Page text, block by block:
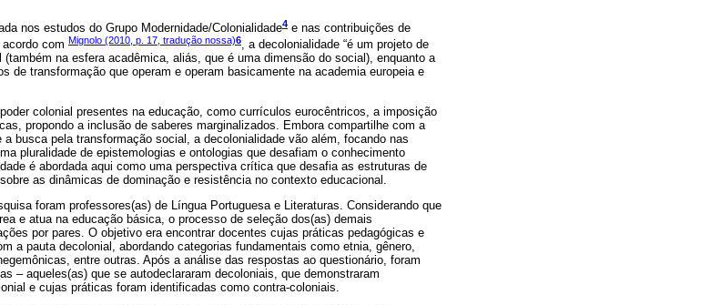
nos estudos do Grupo Modernidade/Colonialidade4 e nas contribuições de
acordo com Mignolo (2010, p. 17, tradução nossa)6, a decolonialidade “é um projeto de
na esfera acadêmica, aliás, que é uma dimensão do social), enquanto a
de transformação que operam e operam basicamente na academia europeia e
colonial presentes na educação, como currículos eurocêntricos, a imposição
propondo a inclusão de saberes marginalizados. Embora compartilhe com a
busca pela transformação social, a decolonialidade vão além, focando nas
pluralidade de epistemologias e ontologias que desafiam o conhecimento
é abordada aqui como uma perspectiva crítica que desafia as estruturas de
as dinâmicas de dominação e resistência no contexto educacional.
foram professores(as) de Língua Portuguesa e Literaturas. Considerando que
e atua na educação básica, o processo de seleção dos(as) demais
por pares. O objetivo era encontrar docentes cujas práticas pedagógicas e
a pauta decolonial, abordando categorias fundamentais como etnia, gênero,
entre outras. Após a análise das respostas ao questionário, foram
– aqueles(as) que se autodeclararam decoloniais, que demonstraram
e cujas práticas foram identificadas como contra-coloniais.